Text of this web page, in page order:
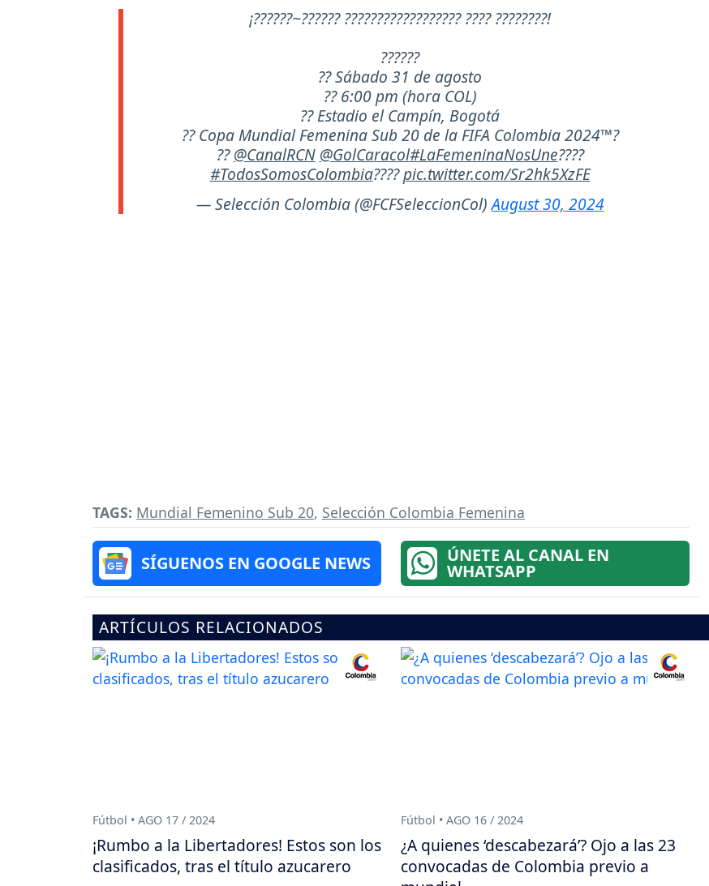
¡??????~?????? ?????????????????? ???? ????????!
??????
?? Sábado 31 de agosto
?? 6:00 pm (hora COL)
?? Estadio el Campín, Bogotá
?? Copa Mundial Femenina Sub 20 de la FIFA Colombia 2024™?
??@CanalRCN @GolCaracol#LaFemeninaNosUne????
#TodosSomosColombia????pic.twitter.com/Sr2hk5XzFE
— Selección Colombia (@FCFSeleccionCol)August 30, 2024
TAGS: Mundial Femenino Sub 20, Selección Colombia Femenina
SÍGUENOS EN GOOGLE NEWS ÚNETE AL CANAL EN
WHATSAPP
ARTÍCULOS RELACIONADOS
Fútbol • AGO 17 / 2024
¡Rumbo a la Libertadores! Estos son los
clasificados, tras el título azucarero
Fútbol • AGO 16 / 2024
¿A quienes ‘descabezará’? Ojo a las 23
convocadas de Colombia previo a